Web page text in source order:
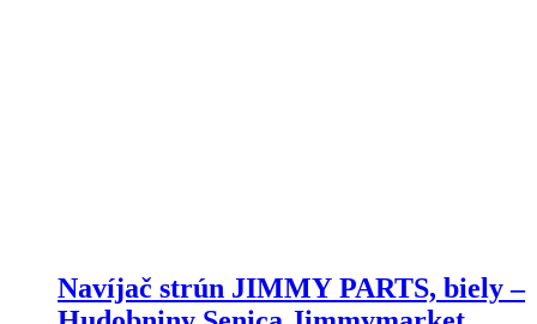
Navíjač strún JIMMY PARTS, biely –